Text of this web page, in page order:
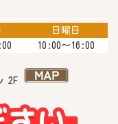
日曜日
10:00～16:00
2F